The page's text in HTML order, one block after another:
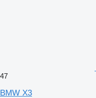
47
BMW X3